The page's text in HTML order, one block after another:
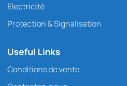
Electricité
Protection & Signalisation
Useful Links
Conditions de vente